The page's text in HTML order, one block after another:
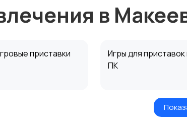
в
приставки
Игры для приставок
ПК